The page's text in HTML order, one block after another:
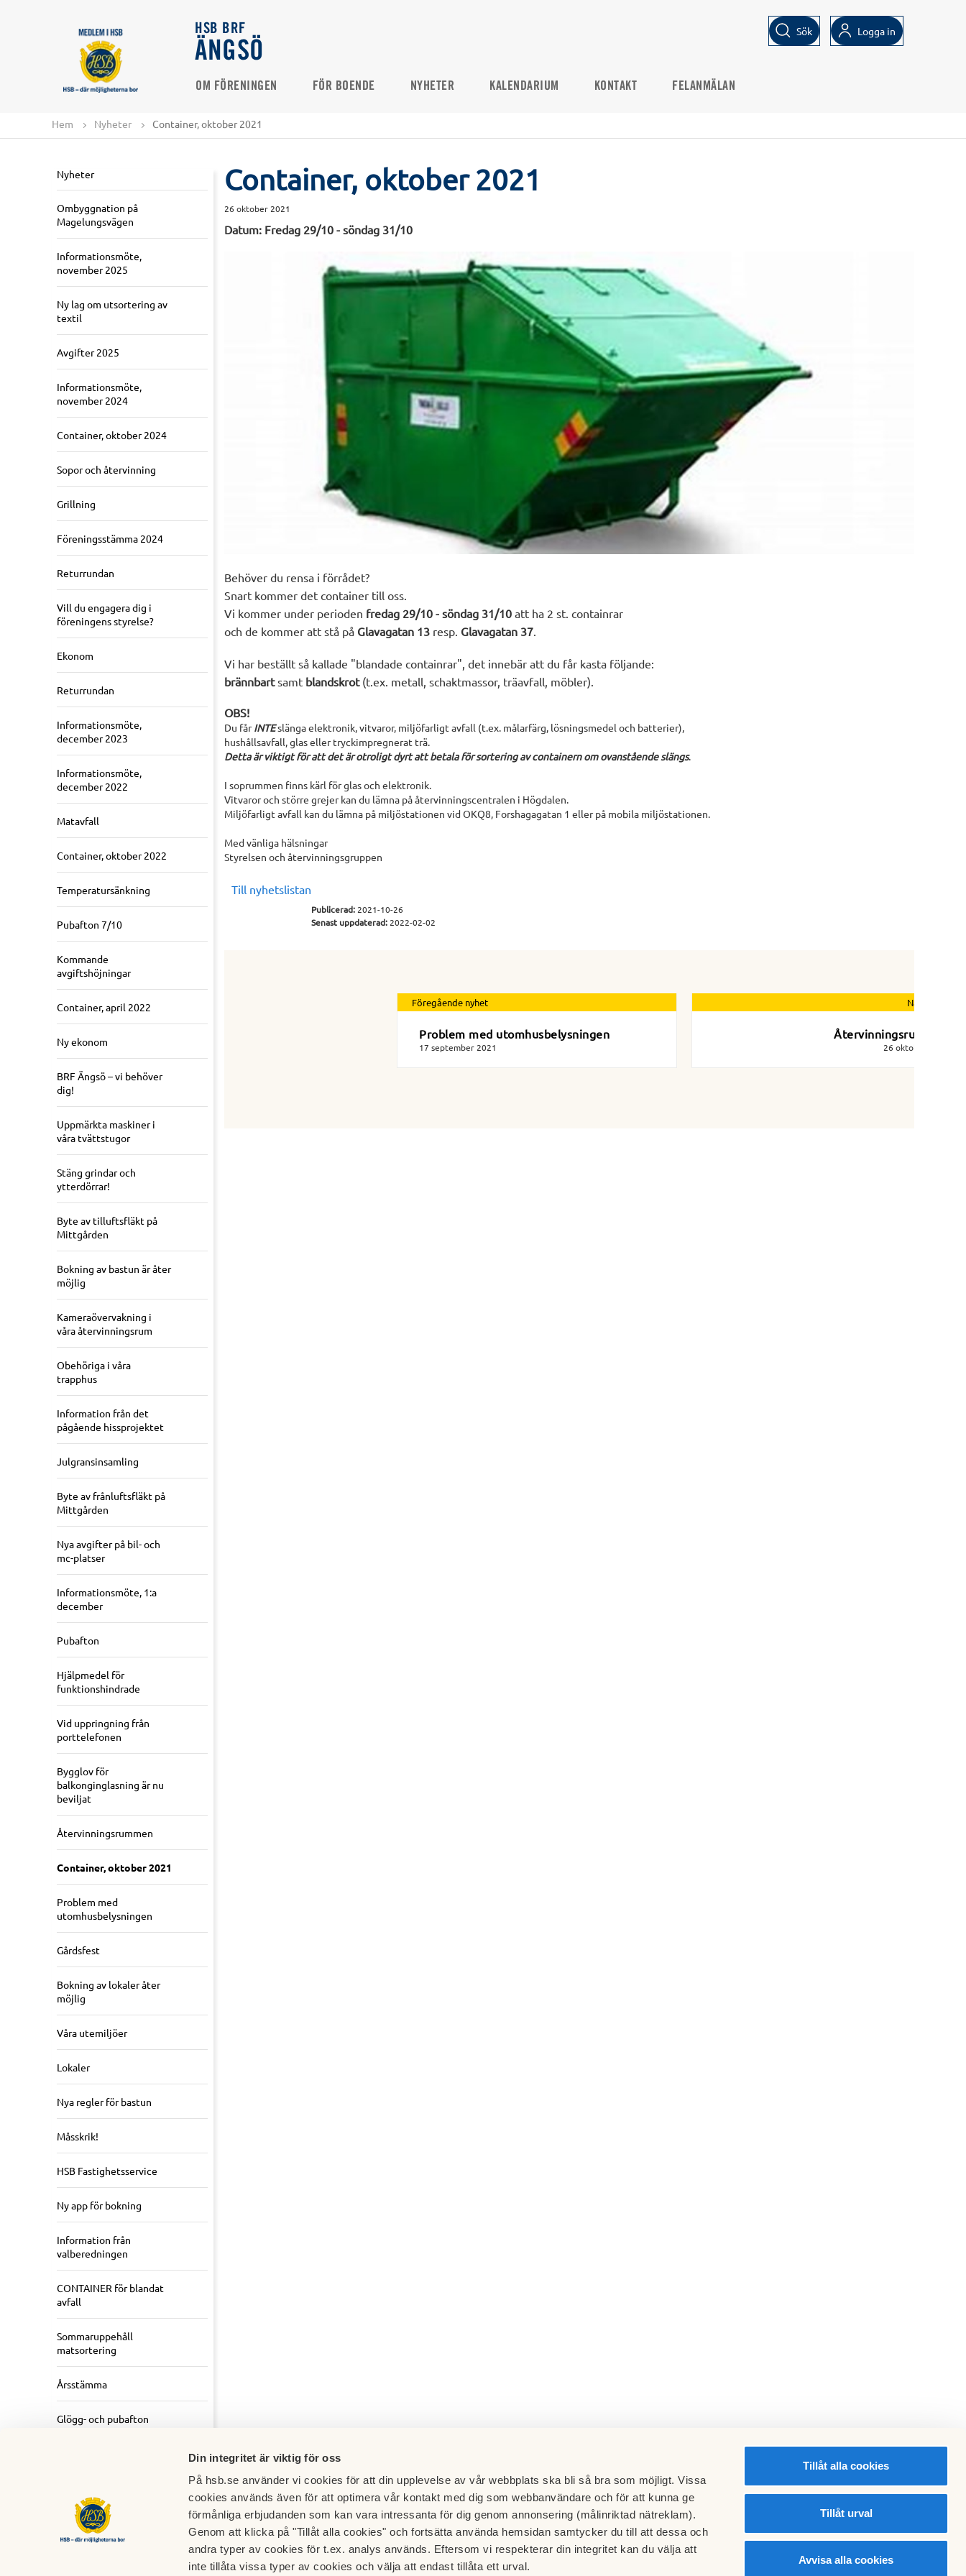
Din integritet är viktig för oss
På hsb.se använder vi cookies för att din upplevelse av vår webbplats ska bli så bra som möjligt. Vissa
cookies används även för att optimera vår kontakt med dig som webbanvändare och för att kunna ge
förmånliga erbjudanden som kan vara intressanta för dig genom annonsering (målinriktad nätreklam).
Genom att klicka på "Tillåt alla cookies" och fortsätta använda hemsidan samtycker du till att dessa och
andra typer av cookies för t.ex. analys används. Eftersom vi respekterar din integritet kan du välja att
inte tillåta vissa typer av cookies och välja att endast tillåta ett urval.
Tillåt alla cookies
Tillåt urval
Avvisa alla cookies
HSB BRF
ÄNGSÖ
Sök Logga in
OM FÖRENINGEN FÖR BOENDE NYHETER KALENDARIUM KONTAKT FELANMÄLAN
Hem Nyheter Container, oktober 2021
Nyheter
Ombyggnation på
Magelungsvägen
Informationsmöte,
november 2025
Ny lag om utsortering av
textil
Avgifter 2025
Informationsmöte,
november 2024
Container, oktober 2024
Sopor och återvinning
Grillning
Föreningsstämma 2024
Returrundan
Vill du engagera dig i
föreningens styrelse?
Ekonom
Returrundan
Informationsmöte,
december 2023
Informationsmöte,
december 2022
Matavfall
Container, oktober 2022
Temperatursänkning
Pubafton 7/10
Kommande
avgiftshöjningar
Container, april 2022
Ny ekonom
BRF Ängsö – vi behöver
dig!
Uppmärkta maskiner i
våra tvättstugor
Stäng grindar och
ytterdörrar!
Byte av tilluftsfläkt på
Mittgården
Bokning av bastun är åter
möjlig
Kameraövervakning i
våra återvinningsrum
Obehöriga i våra
trapphus
Information från det
pågående hissprojektet
Julgransinsamling
Byte av frånluftsfläkt på
Mittgården
Nya avgifter på bil- och
mc-platser
Informationsmöte, 1:a
december
Pubafton
Hjälpmedel för
funktionshindrade
Vid uppringning från
porttelefonen
Bygglov för
balkonginglasning är nu
beviljat
Återvinningsrummen
Container, oktober 2021
Problem med
utomhusbelysningen
Gårdsfest
Bokning av lokaler åter
möjlig
Våra utemiljöer
Lokaler
Nya regler för bastun
Måsskrik!
HSB Fastighetsservice
Ny app för bokning
Information från
valberedningen
CONTAINER för blandat
avfall
Sommaruppehåll
matsortering
Årsstämma
Glögg- och pubafton
Container, oktober 2021
26 oktober 2021
Datum: Fredag 29/10 - söndag 31/10
Behöver du rensa i förrådet?
Snart kommer det container till oss.
Vi kommer under perioden fredag 29/10 - söndag 31/10 att ha 2 st. containrar
och de kommer att stå på Glavagatan 13 resp. Glavagatan 37.
Vi har beställt så kallade "blandade containrar", det innebär att du får kasta följande:
brännbartsamt blandskrot(t.ex. metall, schaktmassor, träavfall, möbler).
OBS!
Du fårINTEslänga elektronik, vitvaror, miljöfarligt avfall (t.ex. målarfärg, lösningsmedel och batterier),
hushållsavfall, glas eller tryckimpregnerat trä.
Detta är viktigt för att det är otroligt dyrt att betala för sortering av containern om ovanstående slängs.
I soprummen finns kärl för glas och elektronik.
Vitvaror och större grejer kan du lämna på återvinningscentralen i Högdalen.
Miljöfarligt avfall kan du lämna på miljöstationen vid OKQ8, Forshagagatan 1 eller på mobila miljöstationen.
Med vänliga hälsningar
Styrelsen och återvinningsgruppen
Till nyhetslistan
Publicerad:2021-10-26
Senast uppdaterad:2022-02-02
Föregående nyhet
Problem med utomhusbelysningen
17 september 2021
Nästa nyhet
Återvinningsrummen
26 oktober 2021